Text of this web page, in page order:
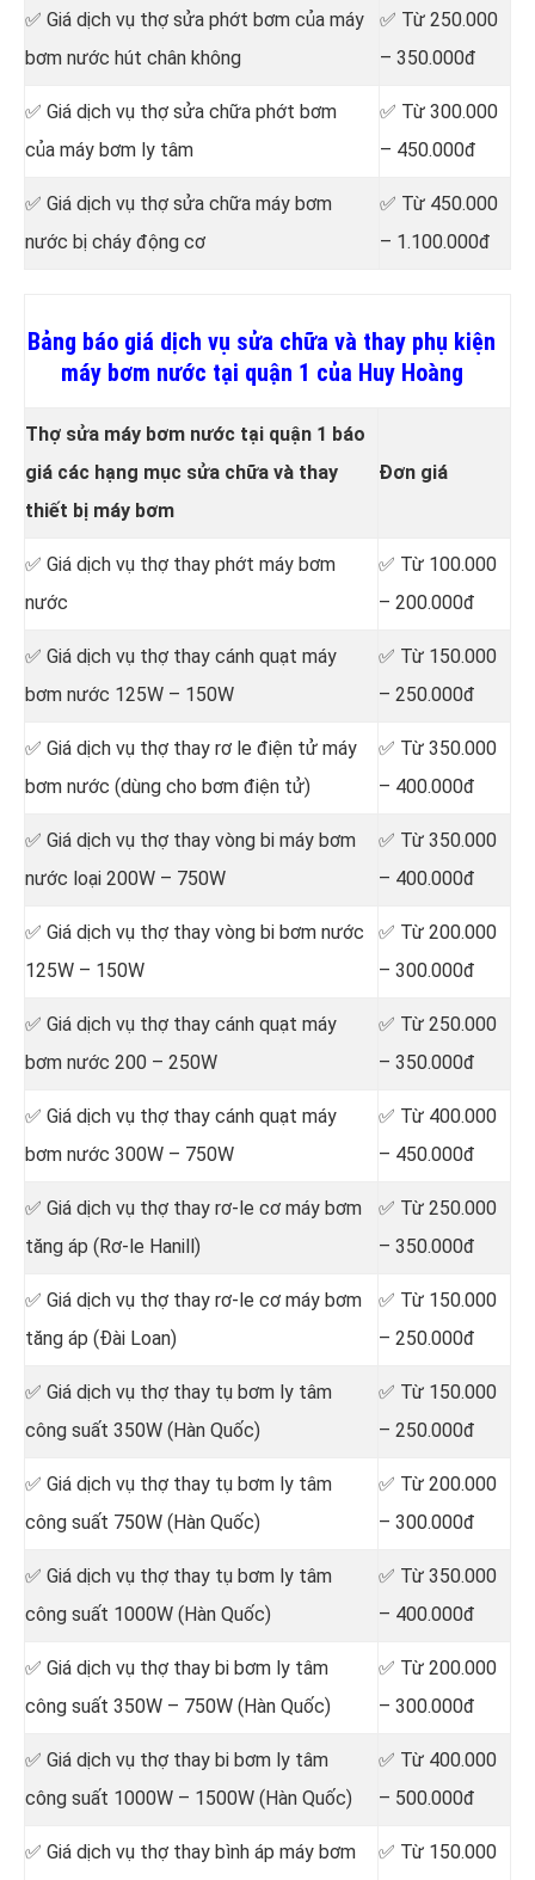
✅ Giá dịch vụ thợ sửa phớt bơm của máy
bơm nước hút chân không
✅ Từ 250.000
– 350.000đ
✅ Giá dịch vụ thợ sửa chữa phớt bơm
của máy bơm ly tâm
✅ Từ 300.000
– 450.000đ
✅ Giá dịch vụ thợ sửa chữa máy bơm
nước bị cháy động cơ
✅ Từ 450.000
– 1.100.000đ
Bảng báo giá dịch vụ sửa chữa và thay phụ kiện
máy bơm nước tại quận 1 của Huy Hoàng
Thợ sửa máy bơm nước tại quận 1 báo
giá các hạng mục sửa chữa và thay
thiết bị máy bơm
Đơn giá
✅ Giá dịch vụ thợ thay phớt máy bơm
nước
✅ Từ 100.000
– 200.000đ
✅ Giá dịch vụ thợ thay cánh quạt máy
bơm nước 125W – 150W
✅ Từ 150.000
– 250.000đ
✅ Giá dịch vụ thợ thay rơ le điện tử máy
bơm nước (dùng cho bơm điện tử)
✅ Từ 350.000
– 400.000đ
✅ Giá dịch vụ thợ thay vòng bi máy bơm
nước loại 200W – 750W
✅ Từ 350.000
– 400.000đ
✅ Giá dịch vụ thợ thay vòng bi bơm nước
125W – 150W
✅ Từ 200.000
– 300.000đ
✅ Giá dịch vụ thợ thay cánh quạt máy
bơm nước 200 – 250W
✅ Từ 250.000
– 350.000đ
✅ Giá dịch vụ thợ thay cánh quạt máy
bơm nước 300W – 750W
✅ Từ 400.000
– 450.000đ
✅ Giá dịch vụ thợ thay rơ-le cơ máy bơm
tăng áp (Rơ-le Hanill)
✅ Từ 250.000
– 350.000đ
✅ Giá dịch vụ thợ thay rơ-le cơ máy bơm
tăng áp (Đài Loan)
✅ Từ 150.000
– 250.000đ
✅ Giá dịch vụ thợ thay tụ bơm ly tâm
công suất 350W (Hàn Quốc)
✅ Từ 150.000
– 250.000đ
✅ Giá dịch vụ thợ thay tụ bơm ly tâm
công suất 750W (Hàn Quốc)
✅ Từ 200.000
– 300.000đ
✅ Giá dịch vụ thợ thay tụ bơm ly tâm
công suất 1000W (Hàn Quốc)
✅ Từ 350.000
– 400.000đ
✅ Giá dịch vụ thợ thay bi bơm ly tâm
công suất 350W – 750W (Hàn Quốc)
✅ Từ 200.000
– 300.000đ
✅ Giá dịch vụ thợ thay bi bơm ly tâm
công suất 1000W – 1500W (Hàn Quốc)
✅ Từ 400.000
– 500.000đ
✅ Giá dịch vụ thợ thay bình áp máy bơm
✅ Từ 150.000